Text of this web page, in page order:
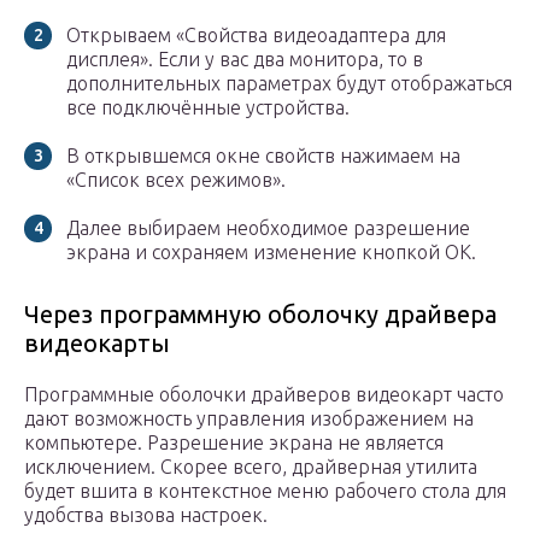
Открываем «Свойства видеоадаптера для
дисплея». Если у вас два монитора, то в
дополнительных параметрах будут отображаться
все подключённые устройства.
В открывшемся окне свойств нажимаем на
«Список всех режимов».
Далее выбираем необходимое разрешение
экрана и сохраняем изменение кнопкой OK.
Через программную оболочку драйвера
видеокарты
Программные оболочки драйверов видеокарт часто
дают возможность управления изображением на
компьютере. Разрешение экрана не является
исключением. Скорее всего, драйверная утилита
будет вшита в контекстное меню рабочего стола для
удобства вызова настроек.